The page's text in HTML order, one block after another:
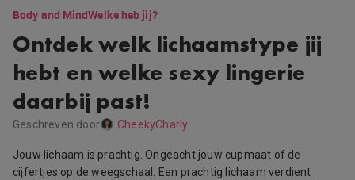
Body and MindWelke heb jij?
Ontdek welk lichaamstype jij
hebt en welke sexy lingerie
daarbij past!
Geschreven door CheekyCharly
Jouw lichaam is prachtig. Ongeacht jouw cupmaat of de
cijfertjes op de weegschaal. Een prachtig lichaam verdient